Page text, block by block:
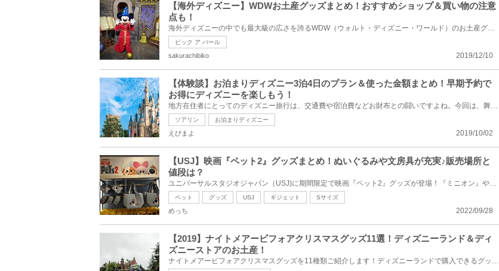
【海外ディズニー】WDWお土産グッズまとめ！おすすめショップ＆買い物の注意
点も！
海外ディズニーの中でも最大級の広さを誇るWDW（ウォルト・ディズニー・ワールド）のお土産グッズを特集...
ピック ア パール
2019/12/10
sakurachibiko
【体験談】お泊まりディズニー3泊4日のプラン＆使った金額まとめ！早期予約で
お得にディズニーを楽しもう！
地方在住者にとってのディズニー旅行は、交通費や宿泊費などお財布との闘いですよね。今回は、舞浜まで...
ソアリン お泊まりディズニー
2019/10/02
えびまよ
【USJ】映画『ペット2』グッズまとめ！ぬいぐるみや文房具が充実♪販売場所と
値段は？
ユニバーサルスタジオジャパン（USJ)に期間限定で映画『ペット2』グッズが登場！『ミニオン』や『シング...
ペット グッズ USJ ギジェット Sサイズ
2022/09/28
めっち
【2019】ナイトメアービフォアクリスマスグッズ11選！ディズニーランド＆ディ
ズニーストアのお土産！
ナイトメアービフォアクリスマスグッズを11種類ご紹介します！ディズニーランドで購入できるグッズとデ...